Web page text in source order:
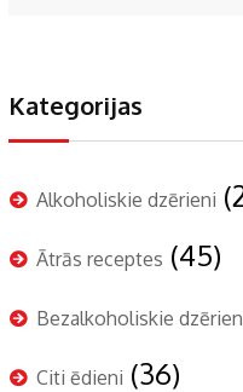
Kategorijas
Alkoholiskie dzērieni
Ātrās receptes (45)
Bezalkoholiskie
Citi ēdieni (36)